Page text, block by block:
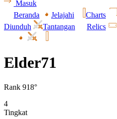
Masuk
Beranda
Jelajahi Charts
Diunduh
Tantangan Relics
Elder71
Rank 918°
4
Tingkat